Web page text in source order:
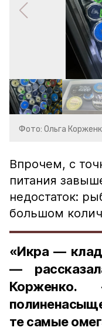
Фото: Ольга
Впрочем, с
питания
недостаток:
большом
«Икра —
—
те самые